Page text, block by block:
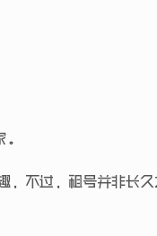
不过，租号并非长